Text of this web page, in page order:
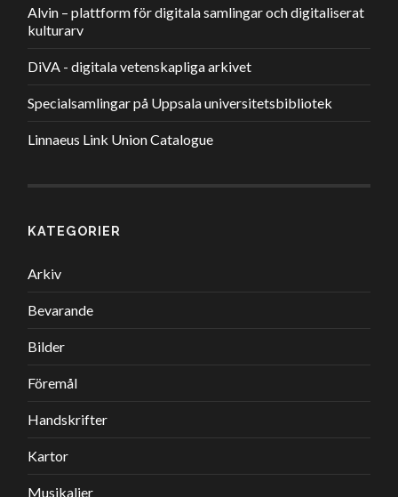
Alvin – plattform för digitala samlingar och digitaliserat
kulturarv
DiVA - digitala vetenskapliga arkivet
Specialsamlingar på Uppsala universitetsbibliotek
Linnaeus Link Union Catalogue
KATEGORIER
Arkiv
Bevarande
Bilder
Föremål
Handskrifter
Kartor
Musikalier